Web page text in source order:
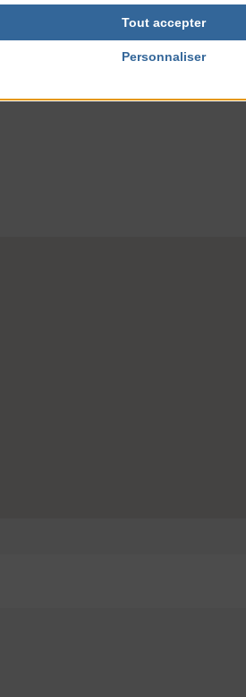
Tout accepter
Personnaliser